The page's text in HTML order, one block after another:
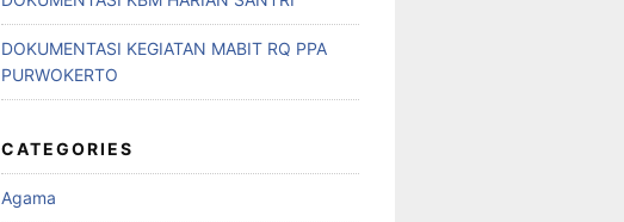
DOKUMENTASI KEGIATAN MABIT RQ PPA
PURWOKERTO
CATEGORIES
Agama